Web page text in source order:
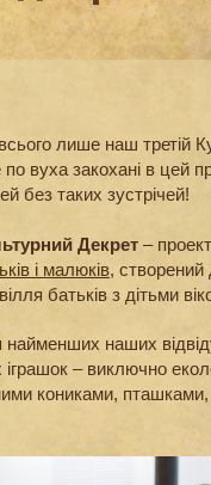
лише наш третій
по вуха закохані в цей
без таких зустрічей!
Декрет –
і малюків, створений
батьків з дітьми
наших
іграшок – виключно
кониками,